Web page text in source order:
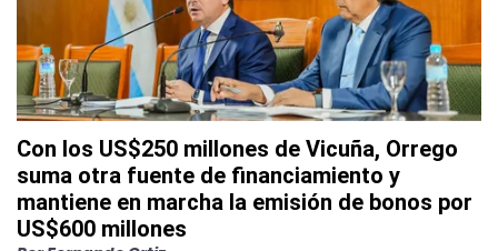
Con los US$250 millones de Vicuña, Orrego
suma otra fuente de financiamiento y
mantiene en marcha la emisión de bonos por
US$600 millones